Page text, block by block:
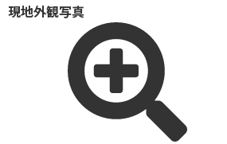
現地外観写真